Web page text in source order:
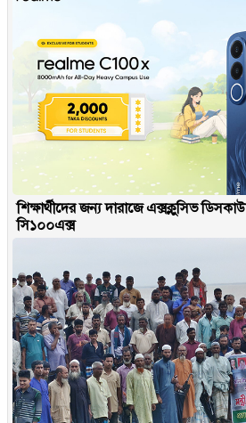
শিক্ষার্থীদের জন্য দারাজে এক্সক্লুসিভ
সি১০০এক্স